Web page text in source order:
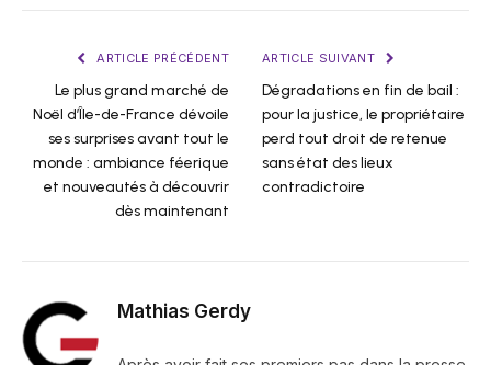
ARTICLE PRÉCÉDENT
Le plus grand marché de
Noël d’Île-de-France dévoile
ses surprises avant tout le
monde : ambiance féerique
et nouveautés à découvrir
dès maintenant
ARTICLE SUIVANT
Dégradations en fin de bail :
pour la justice, le propriétaire
perd tout droit de retenue
sans état des lieux
contradictoire
Mathias Gerdy